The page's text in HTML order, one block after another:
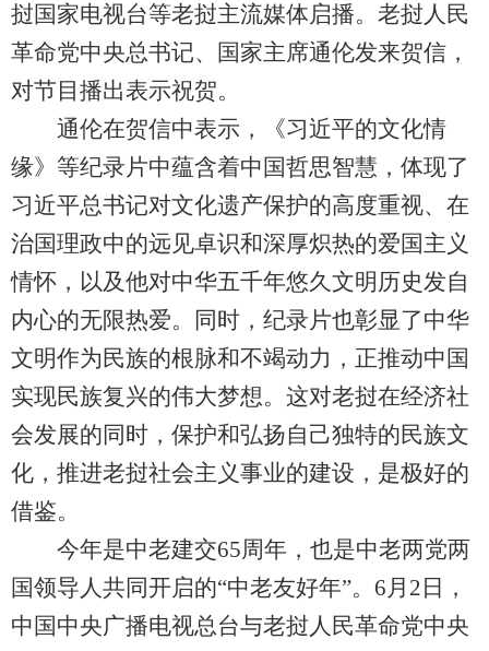
挝国家电视台等老挝主流媒体启播。老挝人民
革命党中央总书记、国家主席通伦发来贺信，
对节目播出表示祝贺。
通伦在贺信中表示，《习近平的文化情
缘》等纪录片中蕴含着中国哲思智慧，体现了
习近平总书记对文化遗产保护的高度重视、在
治国理政中的远见卓识和深厚炽热的爱国主义
情怀，以及他对中华五千年悠久文明历史发自
内心的无限热爱。同时，纪录片也彰显了中华
文明作为民族的根脉和不竭动力，正推动中国
实现民族复兴的伟大梦想。这对老挝在经济社
会发展的同时，保护和弘扬自己独特的民族文
化，推进老挝社会主义事业的建设，是极好的
借鉴。
今年是中老建交65周年，也是中老两党两
国领导人共同开启的“中老友好年”。6月2日，
中国中央广播电视总台与老挝人民革命党中央